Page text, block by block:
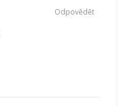
Odpovědět